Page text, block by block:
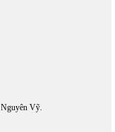
Vỹ.